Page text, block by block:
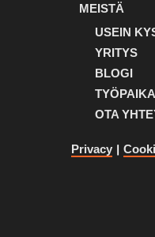
MEISTÄ
USEIN
YRITYS
BLOGI
OTA
Privacy |